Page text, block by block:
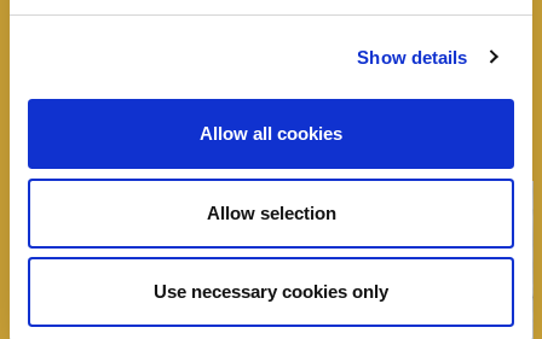
Show details
Allow all cookies
Allow selection
Use necessary cookies only
speciale un panino